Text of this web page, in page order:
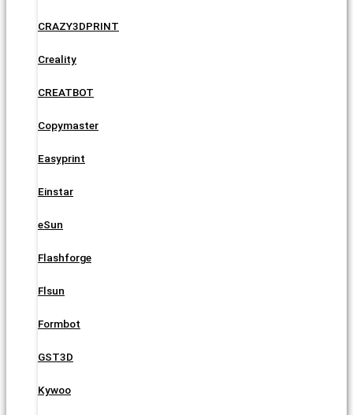
CRAZY3DPRINT
Creality
CREATBOT
Copymaster
Easyprint
Einstar
eSun
Flashforge
Flsun
Formbot
GST3D
Kywoo